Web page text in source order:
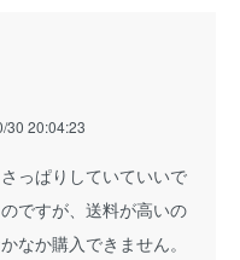
30 20:04:23
っぱりしていていいで
ですが、送料が高いの
なか購入できません。